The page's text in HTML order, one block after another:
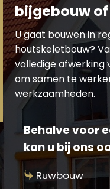
bijgebouw
U gaat bouwen in
houtskeletbouw?
volledige afwerking
om samen te
werkzaamheden.
Behalve voor
kan u bij ons
Ruwbouw